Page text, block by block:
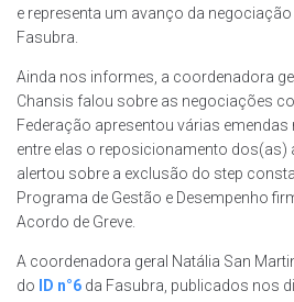
e representa um avanço da
Fasubra.
Ainda nos informes, a coordenadora
Chansis falou sobre as negociações
Federação apresentou várias emendas
entre elas o reposicionamento dos(as)
alertou sobre a exclusão do step
Programa de Gestão e Desempenho
Acordo de Greve.
A coordenadora geral Natália San
do
ID n°6 da Fasubra, publicados nos